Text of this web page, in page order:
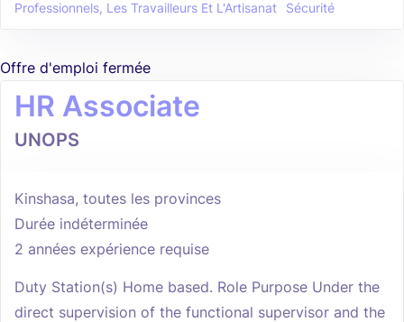
Professionnels, Les Travailleurs Et L'Artisanat
Sécurité
Offre d'emploi fermée
HR Associate
UNOPS
Kinshasa, toutes les provinces
Durée indéterminée
2 années expérience requise
Duty Station(s) Home based. Role Purpose Under the
direct supervision of the functional supervisor and the